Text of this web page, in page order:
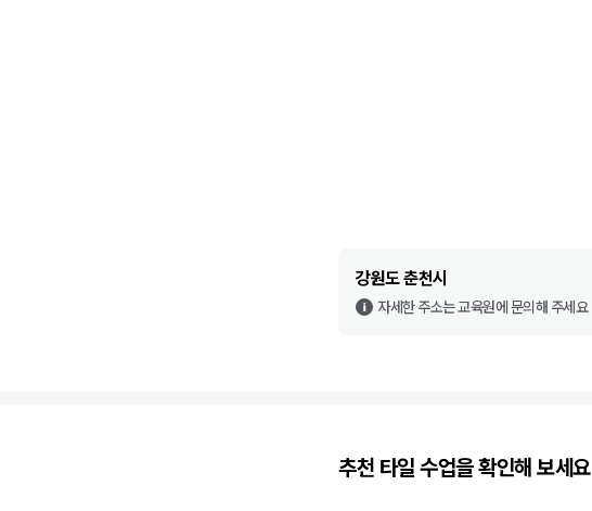
강원도 춘천시
자세한 주소는 교육원에 문의해 주세요
추천 타일 수업을 확인해 보세요